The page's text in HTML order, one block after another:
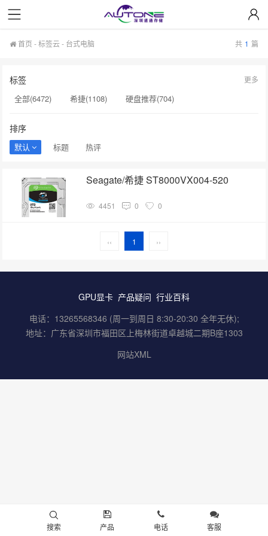
首页 -标签云- 台式电脑 共 1 篇
标签
全部(6472) 希捷(1108)
硬盘推荐(704)
NAS硬盘(593)
希捷硬盘(553)
4TB移动硬盘(1)
经销商(1)
西部数据硬盘​(1)
企业级硬盘批发价(1)
西数硬盘出厂价(1)
更多
排序
默认 标题 热评
Seagate/希捷 ST8000VX004-520
4451 0 0
‹‹ 1 ››
GPU显卡 产品疑问 行业百科
电话：13265568346 (周一到周日 8:30-20:30 全年无休);
地址：广东省深圳市福田区上梅林街道卓越城二期B座1303
网站XML
搜索 产品 电话 客服